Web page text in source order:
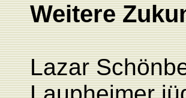
Weitere
Lazar